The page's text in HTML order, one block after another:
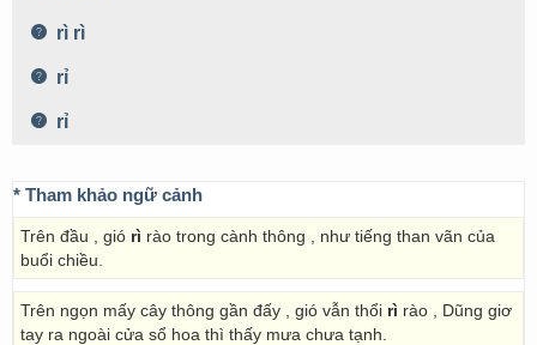
rì rì
rỉ
rỉ
* Tham khảo ngữ cảnh
Trên đầu , gió rì rào trong cành thông , như tiếng than vãn của
buổi chiều.
Trên ngọn mấy cây thông gần đấy , gió vẫn thổi rì rào , Dũng giơ
tay ra ngoài cửa sổ hoa thì thấy mưa chưa tạnh.